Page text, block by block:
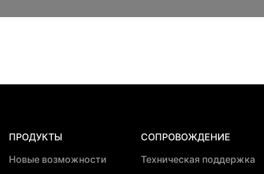
ПРОДУКТЫ
Новые возможности
СОПРОВОЖДЕНИЕ
Техническая поддержка